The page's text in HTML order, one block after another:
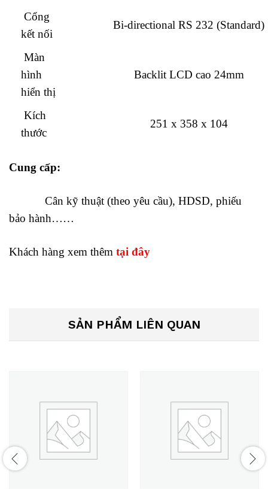
Cổng
kết nối
Bi-directional RS 232 (Standard)
Màn
hình
hiển thị
Backlit LCD cao 24mm
Kích
thước
251 x 358 x 104
Cung cấp:
Cân kỹ thuật (theo yêu cầu), HDSD, phiếu
bảo hành……
Khách hàng xem thêm tại đây
SẢN PHẨM LIÊN QUAN